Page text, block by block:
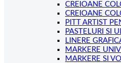
CREIOANE
CREIOANE
PITT ARTIST
PASTELURI SI
LINERE
MARKERE
MARKERE SI